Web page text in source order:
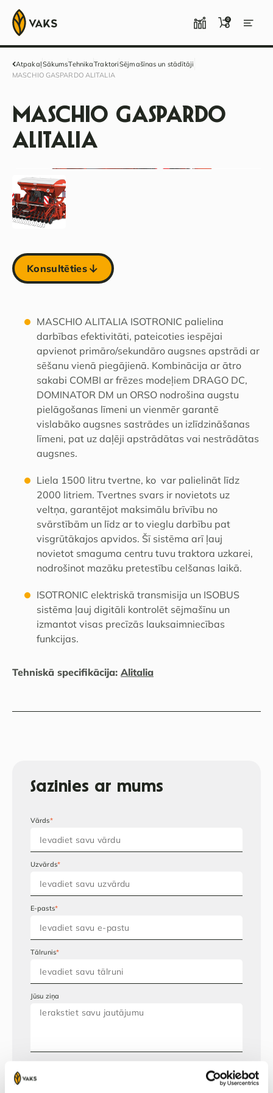
0
AtpakaļSākumsTehnikaTraktoriSējmašīnas un stādītāji
MASCHIO GASPARDO ALITALIA
MASCHIO GASPARDO
ALITALIA
Konsultēties
MASCHIO ALITALIA ISOTRONIC palielina
darbības efektivitāti, pateicoties iespējai
apvienot primāro/sekundāro augsnes apstrādi ar
sēšanu vienā piegājienā. Kombinācija ar ātro
sakabi COMBI ar frēzes modeļiem DRAGO DC,
DOMINATOR DM un ORSO nodrošina augstu
pielāgošanas līmeni un vienmēr garantē
vislabāko augsnes sastrādes un izlīdzināšanas
līmeni, pat uz daļēji apstrādātas vai nestrādātas
augsnes.
Liela 1500 litru tvertne, ko var palielināt līdz
2000 litriem. Tvertnes svars ir novietots uz
veltņa, garantējot maksimālu brīvību no
svārstībām un līdz ar to vieglu darbību pat
visgrūtākajos apvidos. Šī sistēma arī ļauj
novietot smaguma centru tuvu traktora uzkarei,
nodrošinot mazāku pretestību celšanas laikā.
ISOTRONIC elektriskā transmisija un ISOBUS
sistēma ļauj digitāli kontrolēt sējmašīnu un
izmantot visas precīzās lauksaimniecības
funkcijas.
Tehniskā specifikācija: Alitalia
Sazinies ar mums
Vārds*
Uzvārds*
E-pasts*
Tālrunis*
Jūsu ziņa